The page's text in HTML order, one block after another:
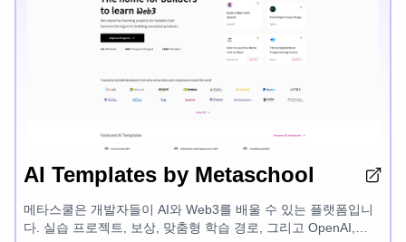
AI Templates by Metaschool
메타스쿨은 개발자들이 AI와 Web3를 배울 수 있는 플랫폼입니
다. 실습 프로젝트, 보상, 맞춤형 학습 경로, 그리고 OpenAI,